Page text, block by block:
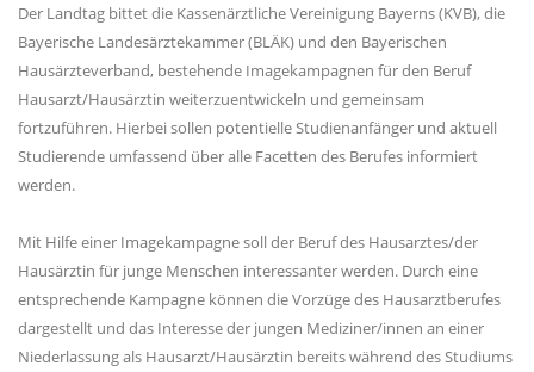
Der Landtag bittet die Kassenärztliche Vereinigung Bayerns (KVB), die
Bayerische Landesärztekammer (BLÄK) und den Bayerischen
Hausärzteverband, bestehende Imagekampagnen für den Beruf
Hausarzt/Hausärztin weiterzuentwickeln und gemeinsam
fortzuführen. Hierbei sollen potentielle Studienanfänger und aktuell
Studierende umfassend über alle Facetten des Berufes informiert
werden.
Mit Hilfe einer Imagekampagne soll der Beruf des Hausarztes/der
Hausärztin für junge Menschen interessanter werden. Durch eine
entsprechende Kampagne können die Vorzüge des Hausarztberufes
dargestellt und das Interesse der jungen Mediziner/innen an einer
Niederlassung als Hausarzt/Hausärztin bereits während des Studiums